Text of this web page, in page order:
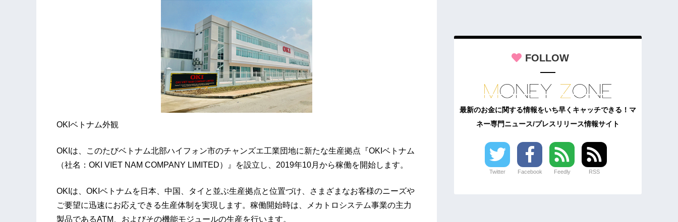
OKIベトナム外観
OKIは、このたびベトナム北部ハイフォン市のチャンズエ工業団地に新たな生産拠点『OKIベトナム
（社名：OKI VIET NAM COMPANY LIMITED）』を設立し、2019年10月から稼働を開始します。
OKIは、OKIベトナムを日本、中国、タイと並ぶ生産拠点と位置づけ、さまざまなお客様のニーズや
ご要望に迅速にお応えできる生産体制を実現します。稼働開始時は、メカトロシステム事業の主力
製品であるATM、およびその機能モジュールの生産を行います。
FOLLOW
最新のお金に関する情報をいち早くキャッチできる！マ
ネー専門ニュース/プレスリリース情報サイト
Twitter Facebook Feedly RSS